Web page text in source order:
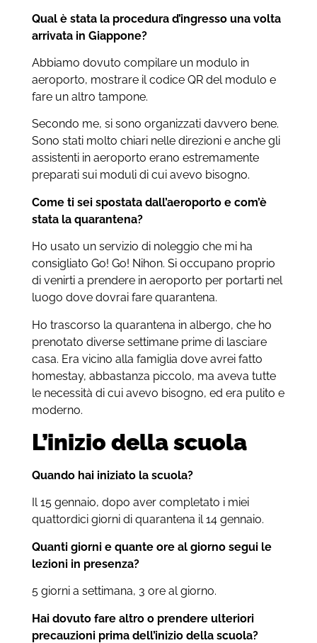
Qual è stata la procedura d’ingresso una volta
arrivata in Giappone?
Abbiamo dovuto compilare un modulo in
aeroporto, mostrare il codice QR del modulo e
fare un altro tampone.
Secondo me, si sono organizzati davvero bene.
Sono stati molto chiari nelle direzioni e anche gli
assistenti in aeroporto erano estremamente
preparati sui moduli di cui avevo bisogno.
Come ti sei spostata dall’aeroporto e com’è
stata la quarantena?
Ho usato un servizio di noleggio che mi ha
consigliato Go! Go! Nihon. Si occupano proprio
di venirti a prendere in aeroporto per portarti nel
luogo dove dovrai fare quarantena.
Ho trascorso la quarantena in albergo, che ho
prenotato diverse settimane prime di lasciare
casa. Era vicino alla famiglia dove avrei fatto
homestay, abbastanza piccolo, ma aveva tutte
le necessità di cui avevo bisogno, ed era pulito e
moderno.
L’inizio della scuola
Quando hai iniziato la scuola?
Il 15 gennaio, dopo aver completato i miei
quattordici giorni di quarantena il 14 gennaio.
Quanti giorni e quante ore al giorno segui le
lezioni in presenza?
5 giorni a settimana, 3 ore al giorno.
Hai dovuto fare altro o prendere ulteriori
precauzioni prima dell’inizio della scuola?